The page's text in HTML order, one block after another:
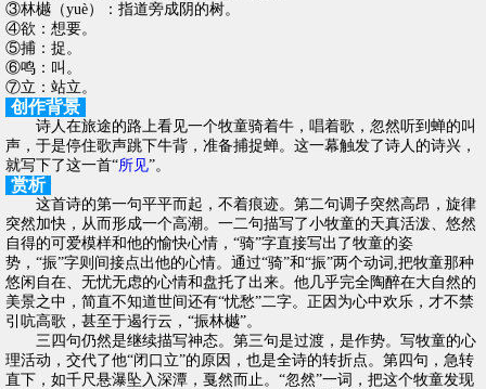
③林樾（yuè）：指道旁成阴的树。
④欲：想要。
⑤捕：捉。
⑥鸣：叫。
⑦立：站立。
创作背景
诗人在旅途的路上看见一个牧童骑着牛，唱着歌，忽然听到蝉的叫
声，于是停住歌声跳下牛背，准备捕捉蝉。这一幕触发了诗人的诗兴，
就写下了这一首“所见”。
赏析
这首诗的第一句平平而起，不着痕迹。第二句调子突然高昂，旋律
突然加快，从而形成一个高潮。一二句描写了小牧童的天真活泼、悠然
自得的可爱模样和他的愉快心情，“骑”字直接写出了牧童的姿
势，“振”字则间接点出他的心情。通过“骑”和“振”两个动词,把牧童那种
悠闲自在、无忧无虑的心情和盘托了出来。他几乎完全陶醉在大自然的
美景之中，简直不知道世间还有“忧愁”二字。正因为心中欢乐，才不禁
引吭高歌，甚至于遏行云，“振林樾”。
三四句仍然是继续描写神态。第三句是过渡，是作势。写牧童的心
理活动，交代了他“闭口立”的原因，也是全诗的转折点。第四句，急转
直下，如千尺悬瀑坠入深潭，戛然而止。“忽然”一词，把这个牧童发现